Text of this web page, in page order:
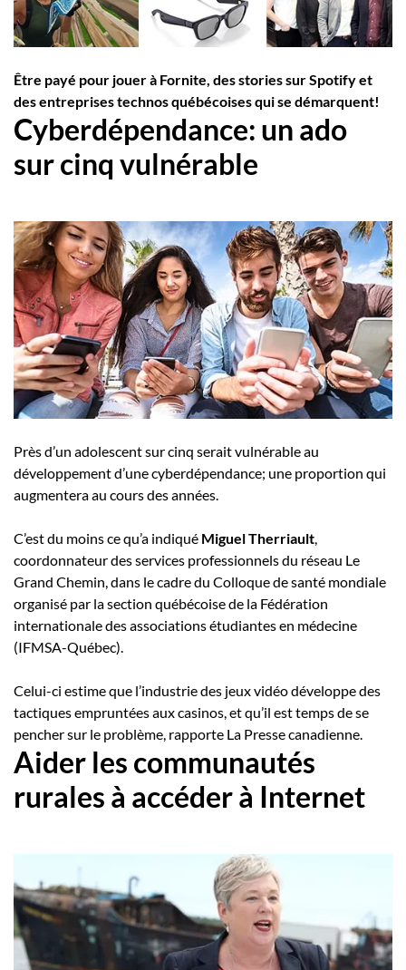
Employeurs
Publiez une offre d'emploi
Être payé pour jouer à Fornite, des stories surSpotifyet
des entreprises technos québécoises qui se démarquent!
Cyberdépendance: un ado
sur cinq vulnérable
Près d’un adolescent sur cinq serait vulnérable au
développement d’une cyberdépendance; une proportion qui
augmentera au cours des années.
C’est du moins ce qu’a indiqué Miguel Therriault
coordonnateur des services professionnels du réseau Le
Grand Chemin, dans le cadre du Colloque de santé mondiale
organisé par la section québécoise de la Fédération
internationale des associations étudiantes en médecine
(IFMSA-Québec).
Celui-ci estime que l’industrie des jeux vidéo développe des
tactiques empruntées aux casinos, et qu’il est temps de se
pencher sur le problème, rapporte La Presse canadienne.
Aider les communautés
rurales à accéder à Internet